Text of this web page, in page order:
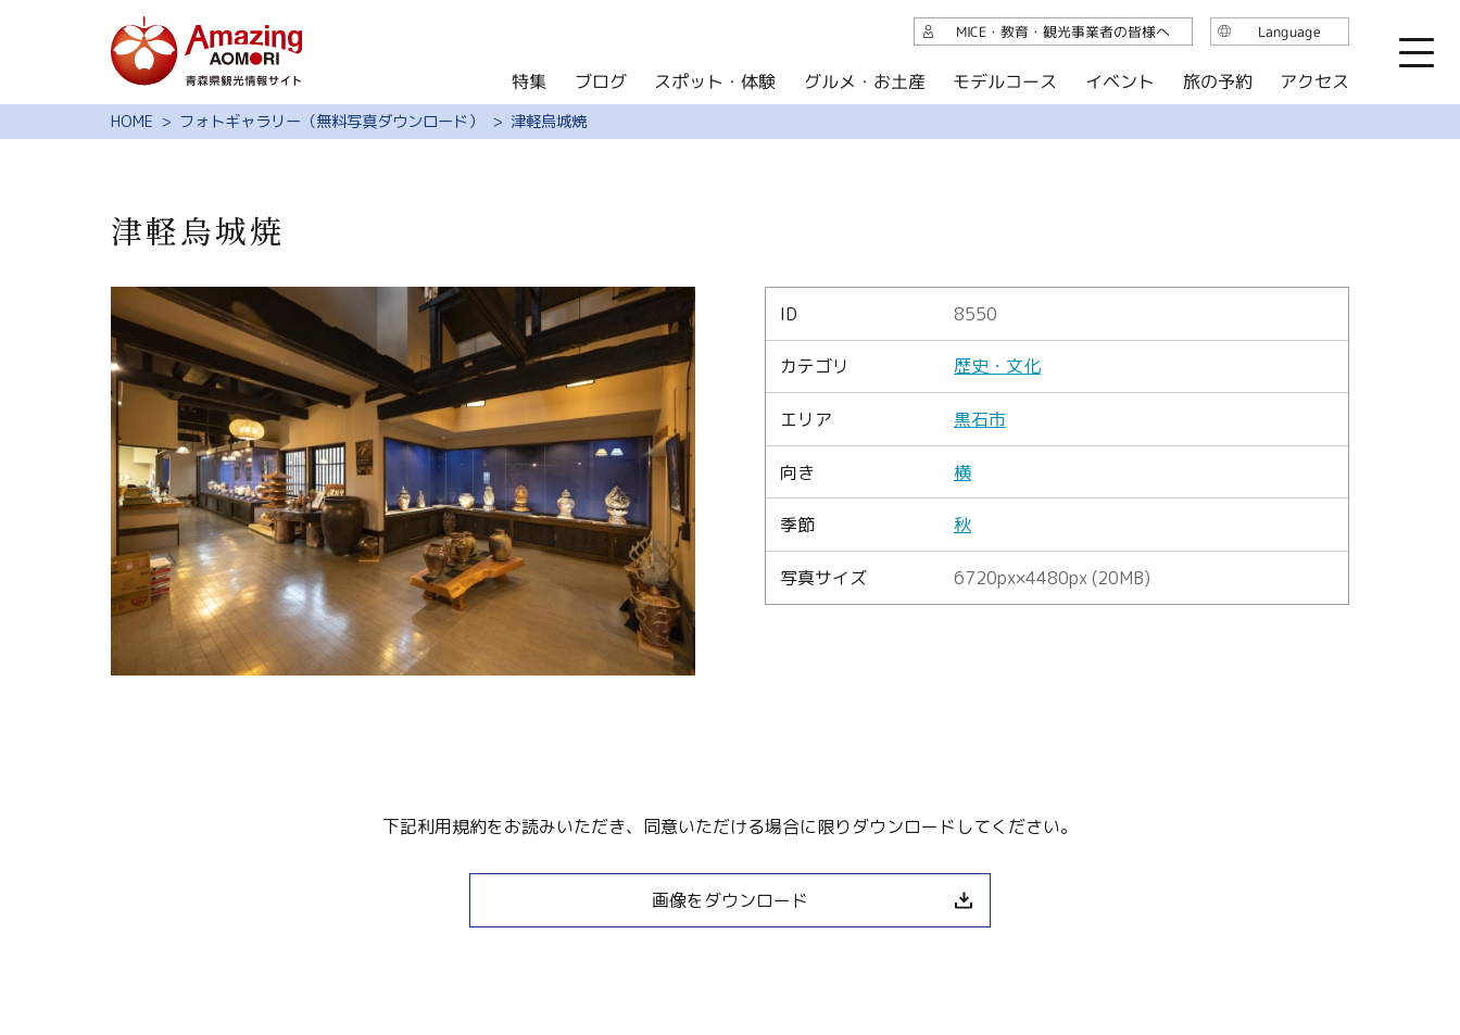
特集
ブログ
スポット・体験
グルメ・お土産
このサイトについて
サイト内検索
行きたいリスト
写真ライブラリー
動画ライブラリー
パンフレットダウンロード
よくある質問
運営組織について
関連リンク集
Language
日本語
English
繁体中文
HOME フォトギャラリー（無料写真ダウンロード） 津軽烏城焼
津軽烏城焼
ID 8550
カテゴリ 歴史・文化
エリア 黒石市
向き 横
季節 秋
写真サイズ 6720px×4480px (20MB)
下記利用規約をお読みいただき、同意いただける場合に限りダウンロードしてください。
画像をダウンロード
特集 ブログ スポット・体験 グルメ・お土産 モデルコース イベント 旅の予約 アクセス
MICE・教育・観光事業者の皆様へ Language
English
简体中文